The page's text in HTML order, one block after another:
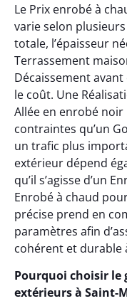
Le Prix enrobé à
varie selon
totale, l’épaisseur
Terrassement
Décaissement
le coût. Une
Allée en enrobé noir
contraintes qu’un
un trafic plus
extérieur dépend
qu’il s’agisse d’un
Enrobé à chaud
précise prend en
paramètres afin
cohérent et durable
Pourquoi choisir le
extérieurs à Saint-